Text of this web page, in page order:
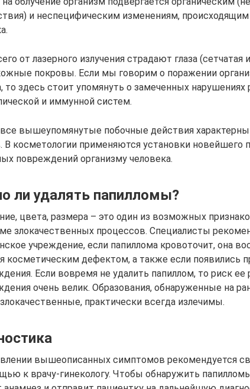
и неспецифическим изменениям, происходящим
от лазерного излучения страдают глаза (сетчатая
покровы. Если мы говорим о поражении
то здесь стоит упомянуть о замеченных
и иммунной систем.
вышеупомянутые побочные действия
В косметологии применяются установки новейшего
повреждений организму человека.
ли удалять папилломы?
цвета, размера – это один из возможных
злокачественных процессов. Специалисты
учреждение, если папиллома кровоточит, она
косметическим дефектом, а также если появились
Если вовремя не удалить папиллом, то риск ее
очень велик. Образования, обнаруженные на
практически всегда излечимы.
вышеописанных симптомов рекомендуется
к врачу-гинекологу. Чтобы обнаружить